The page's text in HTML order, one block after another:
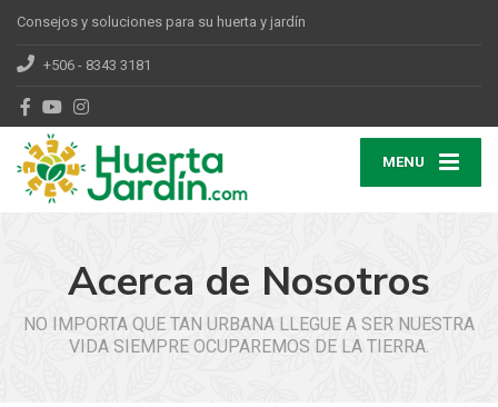
Consejos y soluciones para su huerta y jardín
+506 - 8343 3181
MENU
Acerca de Nosotros
NO IMPORTA QUE TAN URBANA LLEGUE A SER NUESTRA
VIDA SIEMPRE OCUPAREMOS DE LA TIERRA.